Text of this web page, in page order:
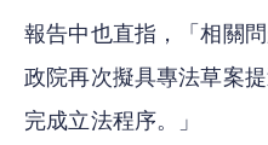
報告中也直指，「相關
政院再次擬具專法草案
完成立法程序。」